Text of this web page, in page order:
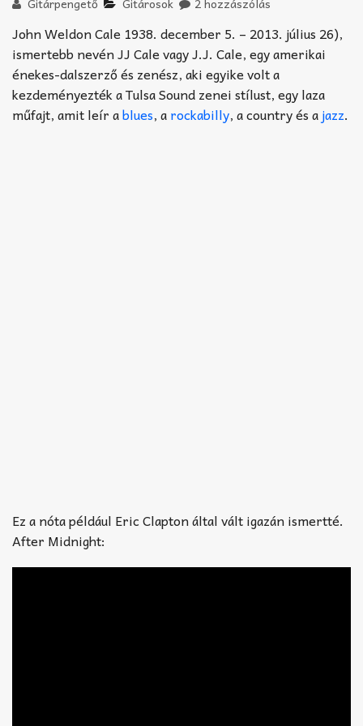
TABok
Improvizáció
John Weldon Cale 1938. december 5. – 2013. július 26),
ismertebb nevén JJ Cale vagy J.J. Cale, egy amerikai
énekes-dalszerző és zenész, aki egyike volt a
kezdeményezték a Tulsa Sound zenei stílust, egy laza
műfajt, amit leír ablues, arockabilly, a country és ajazz.
Ez a nóta például Eric Clapton által vált igazán ismertté.
After Midnight: